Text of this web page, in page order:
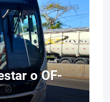
o OF-